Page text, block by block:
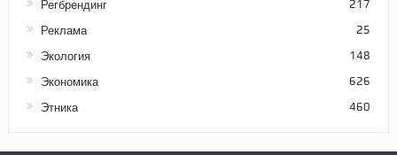
Регбрендинг 217
Реклама 25
Экология 148
Экономика 626
Этника 460